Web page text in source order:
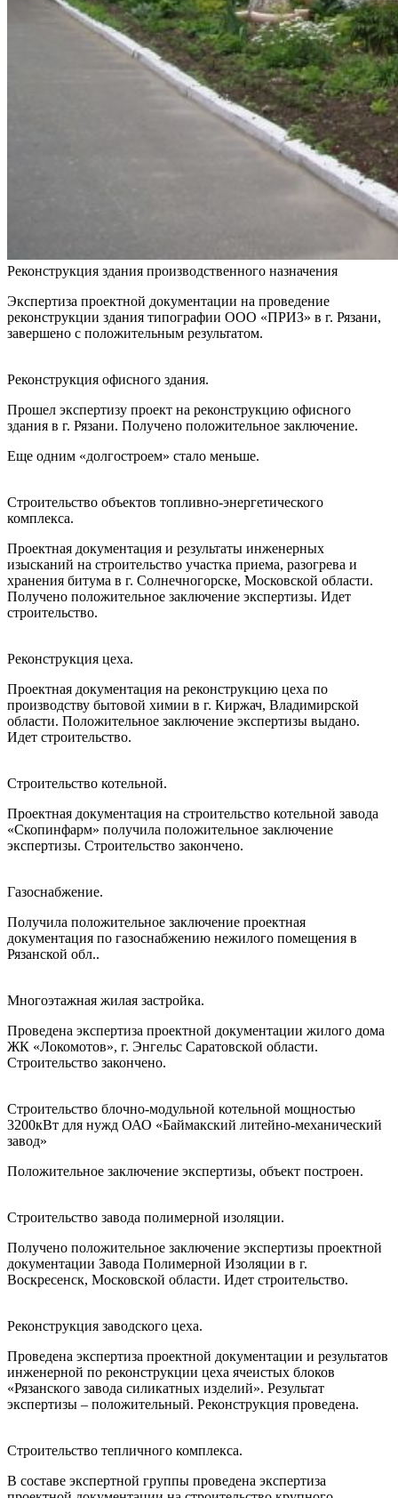
Реконструкция здания производственного назначения
Экспертиза проектной документации на проведение
реконструкции здания типографии ООО «ПРИЗ» в г. Рязани,
завершено с положительным результатом.
Реконструкция офисного здания.
Прошел экспертизу проект на реконструкцию офисного
здания в г. Рязани. Получено положительное заключение.
Еще одним «долгостроем» стало меньше.
Строительство объектов топливно-энергетического
комплекса.
Проектная документация и результаты инженерных
изысканий на строительство участка приема, разогрева и
хранения битума в г. Солнечногорске, Московской области.
Получено положительное заключение экспертизы. Идет
строительство.
Реконструкция цеха.
Проектная документация на реконструкцию цеха по
производству бытовой химии в г. Киржач, Владимирской
области. Положительное заключение экспертизы выдано.
Идет строительство.
Строительство котельной.
Проектная документация на строительство котельной завода
«Скопинфарм» получила положительное заключение
экспертизы. Строительство закончено.
Газоснабжение.
Получила положительное заключение проектная
документация по газоснабжению нежилого помещения в
Рязанской обл..
Многоэтажная жилая застройка.
Проведена экспертиза проектной документации жилого дома
ЖК «Локомотов», г. Энгельс Саратовской области.
Строительство закончено.
Строительство блочно-модульной котельной мощностью
3200кВт для нужд ОАО «Баймакский литейно-механический
завод»
Положительное заключение экспертизы, объект построен.
Строительство завода полимерной изоляции.
Получено положительное заключение экспертизы проектной
документации Завода Полимерной Изоляции в г.
Воскресенск, Московской области. Идет строительство.
Реконструкция заводского цеха.
Проведена экспертиза проектной документации и результатов
инженерной по реконструкции цеха ячеистых блоков
«Рязанского завода силикатных изделий». Результат
экспертизы – положительный. Реконструкция проведена.
Строительство тепличного комплекса.
В составе экспертной группы проведена экспертиза